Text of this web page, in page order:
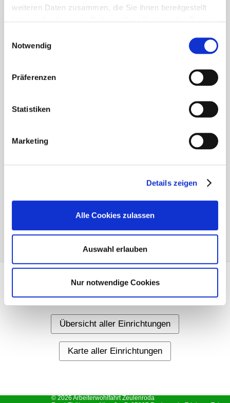
weiteren Daten zusammen, die Sie ihnen bereitgestellt
Notwendig
Präferenzen
Statistiken
Marketing
Details zeigen
Alle Cookies zulassen
Auswahl erlauben
Nur notwendige Cookies
An dieser Stelle finden Sie einen externen Inhalt,
der die Seite ergänzt. Sie können ihn sich mit
ausblenden.
angezeigt werden. Damit können personenbezogene
Daten an Drittplattformen übermittelt werden.
Mehr dazu
Weitere Informationen
Übersicht aller Einrichtungen
Karte aller Einrichtungen
© 2026 Arbeiterwohlfahrt Zeulenroda